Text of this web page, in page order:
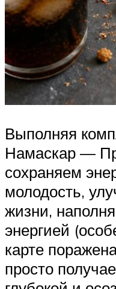
Выполняя
Намаскар —
сохраняем
молодость,
жизни,
энергией
карте
просто